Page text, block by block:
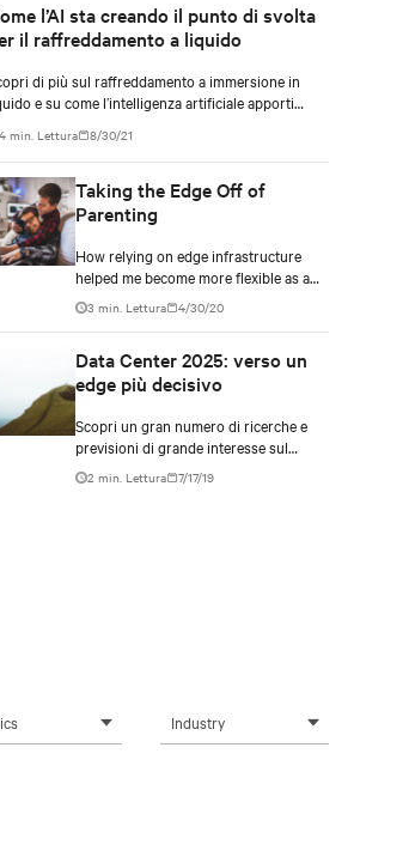
l’AI sta creando il punto di svolta
il raffreddamento a liquido
di più sul raffreddamento a immersione in
e su come l’intelligenza artificiale apporti
dei data center di oggi.
4 min. Lettura 8/30/21
Taking the Edge Off of
Parenting
How relying on edge infrastructure
helped me become more flexible as a
parent
3 min. Lettura 4/30/20
Data Center 2025: verso un
edge più decisivo
Scopri un gran numero di ricerche e
previsioni di grande interesse sul
futuro del data center e sul perché
l’edge acquisirà un ruolo ancora più
2 min. Lettura 7/17/19
Industry